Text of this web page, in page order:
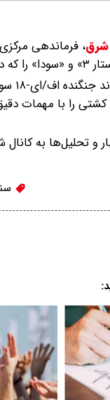
شرق، فرماندهی
کردند.
را با مهمات دقیق
و تحلیل‌ها به